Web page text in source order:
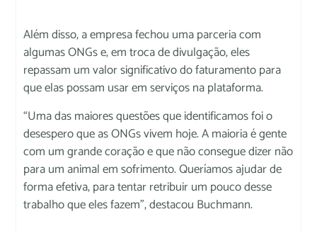
Além disso, a empresa fechou uma parceria com
algumas ONGs e, em troca de divulgação, eles
repassam um valor significativo do faturamento para
que elas possam usar em serviços na plataforma.
“Uma das maiores questões que identificamos foi o
desespero que as ONGs vivem hoje. A maioria é gente
com um grande coração e que não consegue dizer não
para um animal em sofrimento. Queríamos ajudar de
forma efetiva, para tentar retribuir um pouco desse
trabalho que eles fazem”, destacou Buchmann.